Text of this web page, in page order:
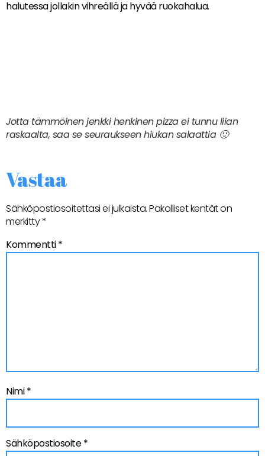
halutessa jollakin vihreällä ja hyvää ruokahalua.
Jotta tämmöinen jenkki henkinen pizza ei tunnu liian
raskaalta, saa se seuraukseen hiukan salaattia 🙂
Vastaa
Sähköpostiosoitettasi ei julkaista.Pakolliset kentät on
merkitty*
Kommentti*
Nimi*
Sähköpostiosoite*